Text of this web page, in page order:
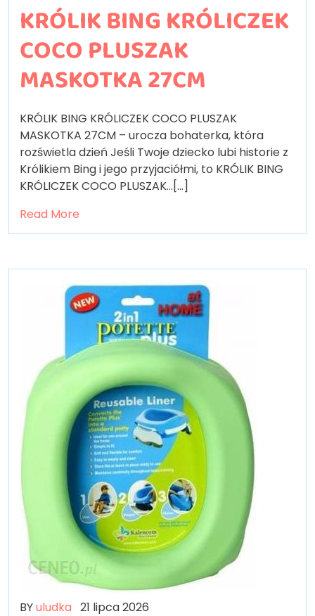
KRÓLIK BING KRÓLICZEK
COCO PLUSZAK
MASKOTKA 27CM
KRÓLIK BING KRÓLICZEK COCO PLUSZAK
MASKOTKA 27CM – urocza bohaterka, która
rozświetla dzień Jeśli Twoje dziecko lubi historie z
Królikiem Bing i jego przyjaciółmi, to KRÓLIK BING
KRÓLICZEK COCO PLUSZAK…[...]
Read More
BYuludka 21 lipca 2026